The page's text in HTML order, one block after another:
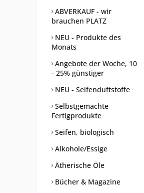
ABVERKAUF - wir
brauchen PLATZ
NEU - Produkte des
Monats
Angebote der Woche, 10
- 25% günstiger
NEU - Seifenduftstoffe
Selbstgemachte
Fertigprodukte
Seifen, biologisch
Alkohole/Essige
Ätherische Öle
Bücher & Magazine